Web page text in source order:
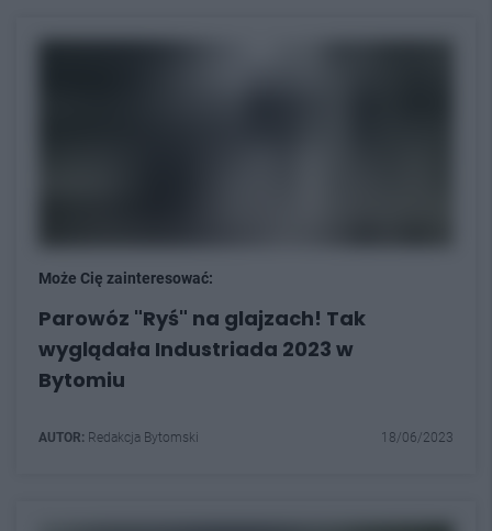
Może Cię zainteresować:
Parowóz "Ryś" na glajzach! Tak
wyglądała Industriada 2023 w
Bytomiu
AUTOR: Redakcja Bytomski 18/06/2023